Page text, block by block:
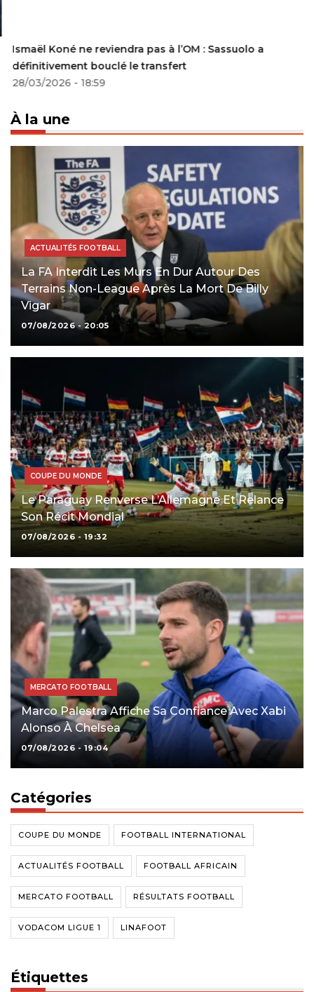
Ismaël Koné ne reviendra pas à l’OM : Sassuolo a
définitivement bouclé le transfert
28/03/2026 - 18:59
À la une
ACTUALITÉS FOOTBALL
La FA Interdit Les Murs En Dur Autour Des
Terrains Non-League Après La Mort De Billy
Vigar
07/08/2026 - 20:05
COUPE DU MONDE
Le Paraguay Renverse L’Allemagne Et Relance
Son Récit Mondial
07/08/2026 - 19:32
MERCATO FOOTBALL
Marco Palestra Affiche Sa Confiance Avec Xabi
Alonso À Chelsea
07/08/2026 - 19:04
Catégories
COUPE DU MONDE FOOTBALL INTERNATIONAL
ACTUALITÉS FOOTBALL FOOTBALL AFRICAIN
MERCATO FOOTBALL RÉSULTATS FOOTBALL
VODACOM LIGUE 1 LINAFOOT
Étiquettes